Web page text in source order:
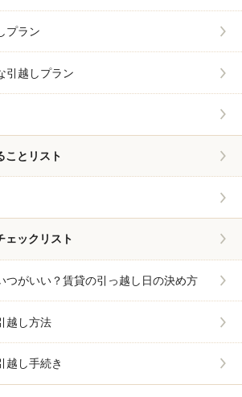
プラン
引越しプラン
ことリスト
ェックリスト
つがいい？賃貸の引っ越し日の決め方
越し方法
越し手続き